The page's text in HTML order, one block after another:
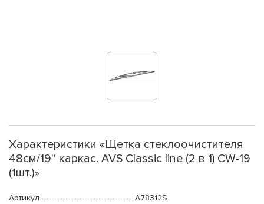
Характеристики «Щетка стеклоочистителя
48см/19'' каркас. AVS Classic line (2 в 1) CW-19
(1шт.)»
Артикул
A78312S